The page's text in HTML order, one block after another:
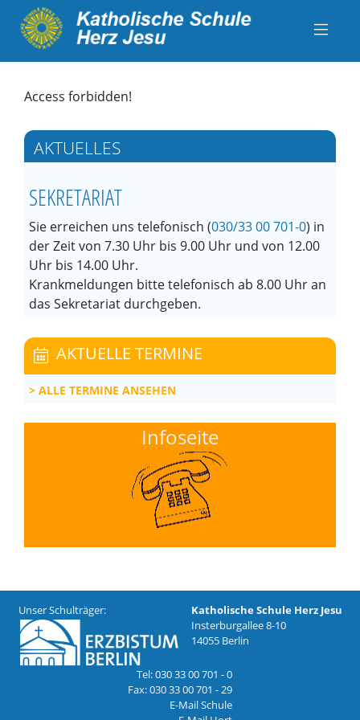
Access forbidden!
AKTUELLES
SEKRETARIAT
Sie erreichen uns telefonisch (030/33 00 701-0) in
der Zeit von 7.30 Uhr bis 9.00 Uhr und von 12.00
Uhr bis 14.00 Uhr.
Krankmeldungen bitte telefonisch ab 8.00 Uhr an
das Sekretariat durchgeben.
AKTUELLE TERMINE
ALLE TERMINE ANSEHEN
Infoseite
Unser Schulträger:
Katholische Schule Herz Jesu
Insterburgallee 8-10
14055 Berlin
Tel: 030 33 00 701 - 0
Fax: 030 33 00 701 - 29
E-Mail Schule